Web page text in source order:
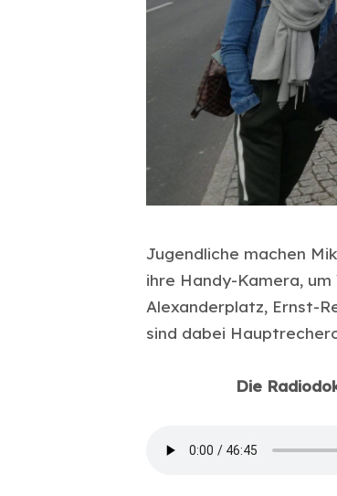
Jugendliche machen
ihre Handy-Kamera,
Alexanderplatz, Ernst-
sind dabei
Die